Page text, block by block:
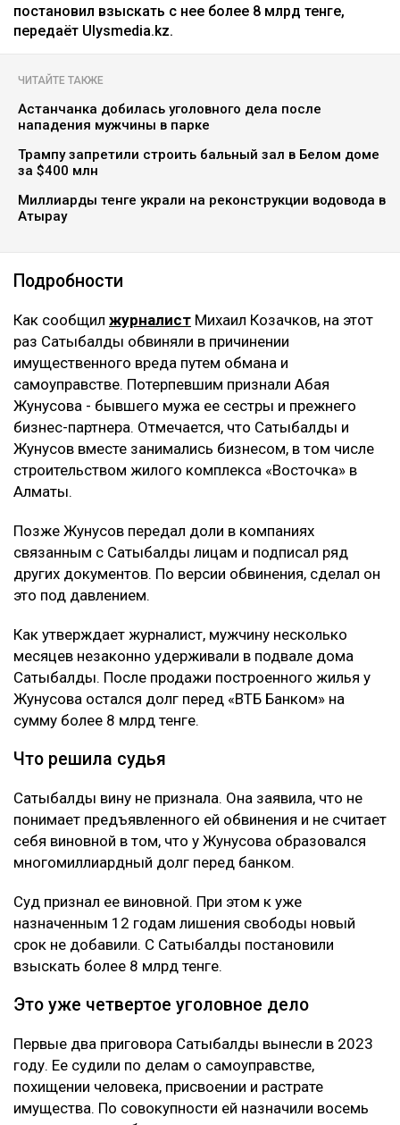
постановил взыскать с нее более 8 млрд тенге,
передаёт Ulysmedia.kz.
ЧИТАЙТЕ ТАКЖЕ
Астанчанка добилась уголовного дела после
нападения мужчины в парке
Трампу запретили строить бальный зал в Белом доме
за $400 млн
Миллиарды тенге украли на реконструкции водовода в
Атырау
Подробности
Как сообщил журналист Михаил Козачков, на этот
раз Сатыбалды обвиняли в причинении
имущественного вреда путем обмана и
самоуправстве. Потерпевшим признали Абая
Жунусова - бывшего мужа ее сестры и прежнего
бизнес-партнера. Отмечается, что Сатыбалды и
Жунусов вместе занимались бизнесом, в том числе
строительством жилого комплекса «Восточка» в
Алматы.
Позже Жунусов передал доли в компаниях
связанным с Сатыбалды лицам и подписал ряд
других документов. По версии обвинения, сделал он
это под давлением.
Как утверждает журналист, мужчину несколько
месяцев незаконно удерживали в подвале дома
Сатыбалды. После продажи построенного жилья у
Жунусова остался долг перед «ВТБ Банком» на
сумму более 8 млрд тенге.
Что решила судья
Сатыбалды вину не признала. Она заявила, что не
понимает предъявленного ей обвинения и не считает
себя виновной в том, что у Жунусова образовался
многомиллиардный долг перед банком.
Суд признал ее виновной. При этом к уже
назначенным 12 годам лишения свободы новый
срок не добавили. С Сатыбалды постановили
взыскать более 8 млрд тенге.
Это уже четвертое уголовное дело
Первые два приговора Сатыбалды вынесли в 2023
году. Ее судили по делам о самоуправстве,
похищении человека, присвоении и растрате
имущества. По совокупности ей назначили восемь